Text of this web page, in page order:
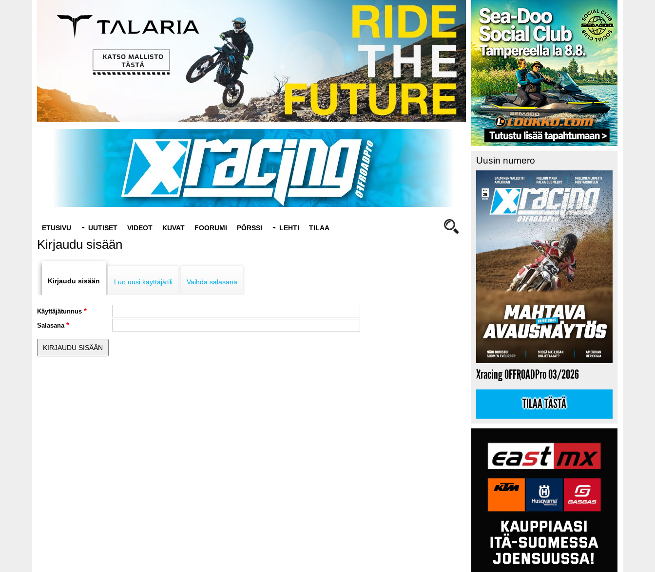
navigation
ETUSIVU UUTISET VIDEOT KUVAT FOORUMI PÖRSSI LEHTI TILAA
Kirjaudu sisään
tabs
Kirjaudu sisään Luo uusi käyttäjätili Vaihda salasana
Käyttäjätunnus
Salasana
Uusin numero
Xracing OFFROADPro 03/2026
TILAA TÄSTÄ